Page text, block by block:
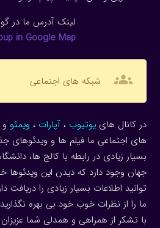
لینک آدرس ما در
in Google Map
groups شبکه های اجتماعی
در کانال هاییوتیوب ، آپارات ، ویمئو و
های اجتماعی ما فیلم ها و ویدئوهای
بسیار زیادی در رابطه با کالج ها،
جهان وجود دارد که دیدن این
توانید اطلاعات بسیار زیادی را دریافت
ما را از نظرات خوب خود بی بهره
با تشکر از همراهی و همدلی شما عزیزان